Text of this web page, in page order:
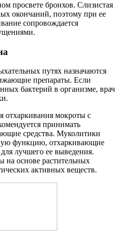
просвете бронхов. Слизистая
окончаний, поэтому при ее
сопровождается
путях назначаются
препараты. Если
бактерий в организме, врач
отхаркивания мокроты с
принимать
средства. Муколитики
функцию, отхаркивающие
лучшего ее выведения.
основе растительных
активных веществ.